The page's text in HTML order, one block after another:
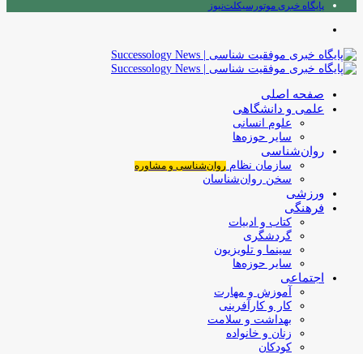
پایگاه خبری موتورسیکلت‌نیوز
صفحه اصلی
علمی و دانشگاهی
علوم انسانی
سایر حوزه‌ها
روان‌شناسی
سازمان نظام روان‌شناسی و مشاوره
سخن روان‌شناسان
ورزشی
فرهنگی
کتاب و ادبیات
گردشگری
سینما و تلویزیون
سایر حوزه‌ها
اجتماعی
آموزش و مهارت
کار و کارآفرینی
بهداشت و سلامت
زنان و خانواده
کودکان